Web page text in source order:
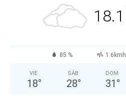
18.1
85 % 1.6kmh
VIE
18°
SÁB
28°
DOM
31 °